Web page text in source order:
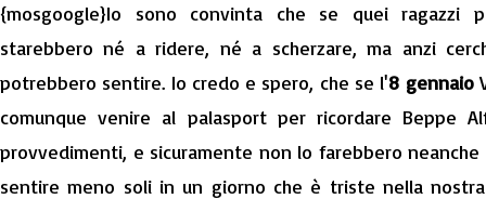
{mosgoogle}Io sono convinta che se quei ragazzi
starebbero né a ridere, né a scherzare, ma anzi
potrebbero sentire. Io credo e spero, che se l'8 gennaio
comunque venire al palasport per ricordare Beppe
provvedimenti, e sicuramente non lo farebbero
sentire meno soli in un giorno che è triste nella